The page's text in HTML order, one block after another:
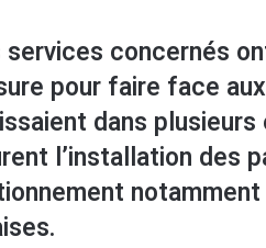
services concernés
pour faire face
dans
l’installation des